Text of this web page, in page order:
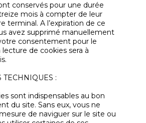
conservés pour une durée
mois à compter de leur
terminal. A l’expiration de ce
avez supprimé manuellement
consentement pour le
de cookies sera à
TECHNIQUES :
sont indispensables au bon
du site. Sans eux, vous ne
de naviguer sur le site ou